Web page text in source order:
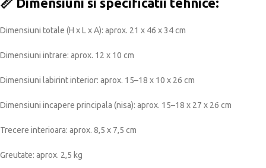
Dimensiuni totale (H x L x A): aprox. 21 x 46 x 34 cm
Dimensiuni intrare: aprox. 12 x 10 cm
Dimensiuni labirint interior: aprox. 15–18 x 10 x 26 cm
Dimensiuni incapere principala (nisa): aprox. 15–18 x 27 x 26 cm
Trecere interioara: aprox. 8,5 x 7,5 cm
Greutate: aprox. 2,5 kg